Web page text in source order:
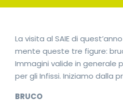
La visita al SAIE di
mente queste tre figure:
Immagini valide in generale
per gli Infissi. Iniziamo dalla
BRUCO